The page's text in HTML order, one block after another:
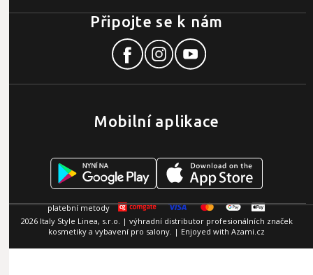
Mobilní aplikace
Připojte se k nám
2026 Italy Style Linea, s.r.o. | výhradní distributor profesionálních značek
kosmetiky a vybavení pro salony. | Enjoyed with Azami.cz